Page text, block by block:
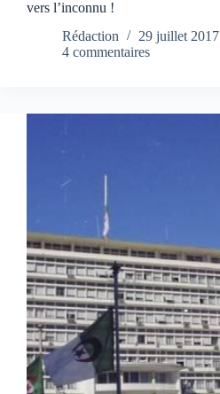
vers l’inconnu !
Rédaction
29 juillet 2017
4 commentaires